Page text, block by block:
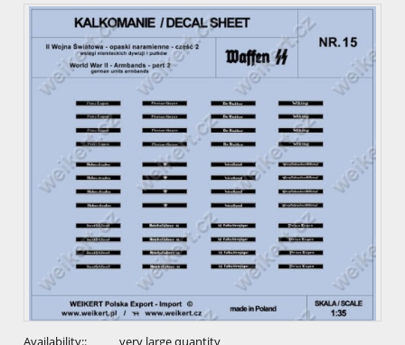
Availability::
very large quantity